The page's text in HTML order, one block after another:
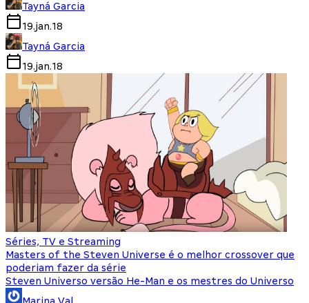
Tayná Garcia
19.jan.18
Tayná Garcia
19.jan.18
Séries, TV e Streaming
Masters of the Steven Universe é o melhor crossover que
poderiam fazer da série
Steven Universo versão He-Man e os mestres do Universo